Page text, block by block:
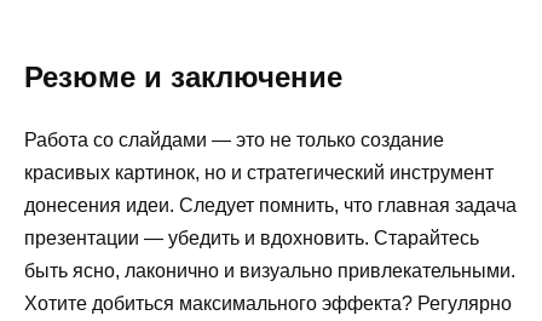
Резюме и заключение
Работа со слайдами — это не только создание
красивых картинок, но и стратегический инструмент
донесения идеи. Следует помнить, что главная задача
презентации — убедить и вдохновить. Старайтесь
быть ясно, лаконично и визуально привлекательными.
Хотите добиться максимального эффекта? Регулярно